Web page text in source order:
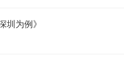
为例》